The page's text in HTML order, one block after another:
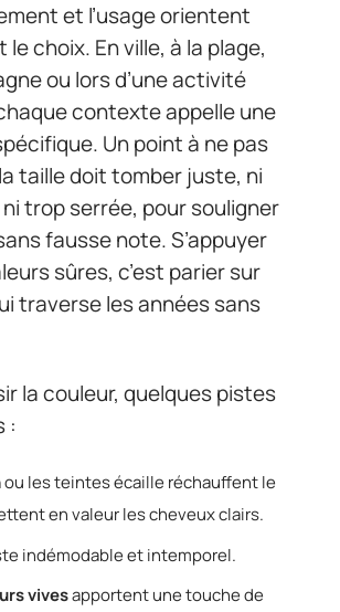
et l’usage orientent
choix. En ville, à la plage,
ou lors d’une activité
contexte appelle une
Un point à ne pas
taille doit tomber juste, ni
trop serrée, pour souligner
fausse note. S’appuyer
sûres, c’est parier sur
traverse les années sans
la couleur, quelques pistes
:
ou les teintes écaille réchauffent le
en valeur les cheveux clairs.
indémodable et intemporel.
vivesapportent une touche de